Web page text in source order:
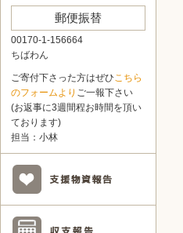
郵便振替
00170-1-156664
ちばわん
ご寄付下さった方はぜひこちら
のフォームより ご一報下さい
(お返事に3週間程お時間を頂い
ております)
担当：小林